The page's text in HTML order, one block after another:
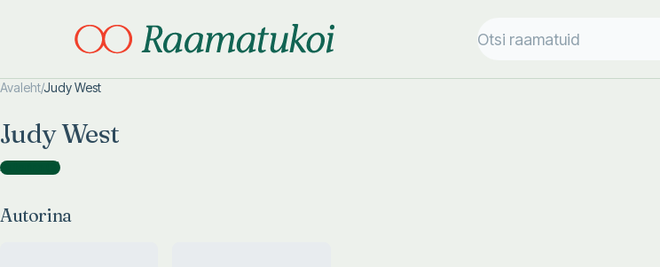
Avaleht/Judy West
Judy West
Autorina )
Autorina